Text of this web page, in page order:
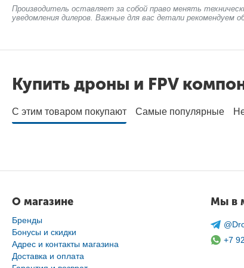
Производитель оставляет за собой право менять
уведомления дилеров. Важные для вас детали рекомендуем
Купить дроны и FPV
С этим товаром покупают Самые популярные
О магазине
Бренды
Бонусы и скидки
Адрес и контакты магазина
Доставка и оплата
Мы в
+7